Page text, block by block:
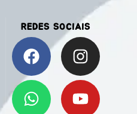
REDES SOCIAIS